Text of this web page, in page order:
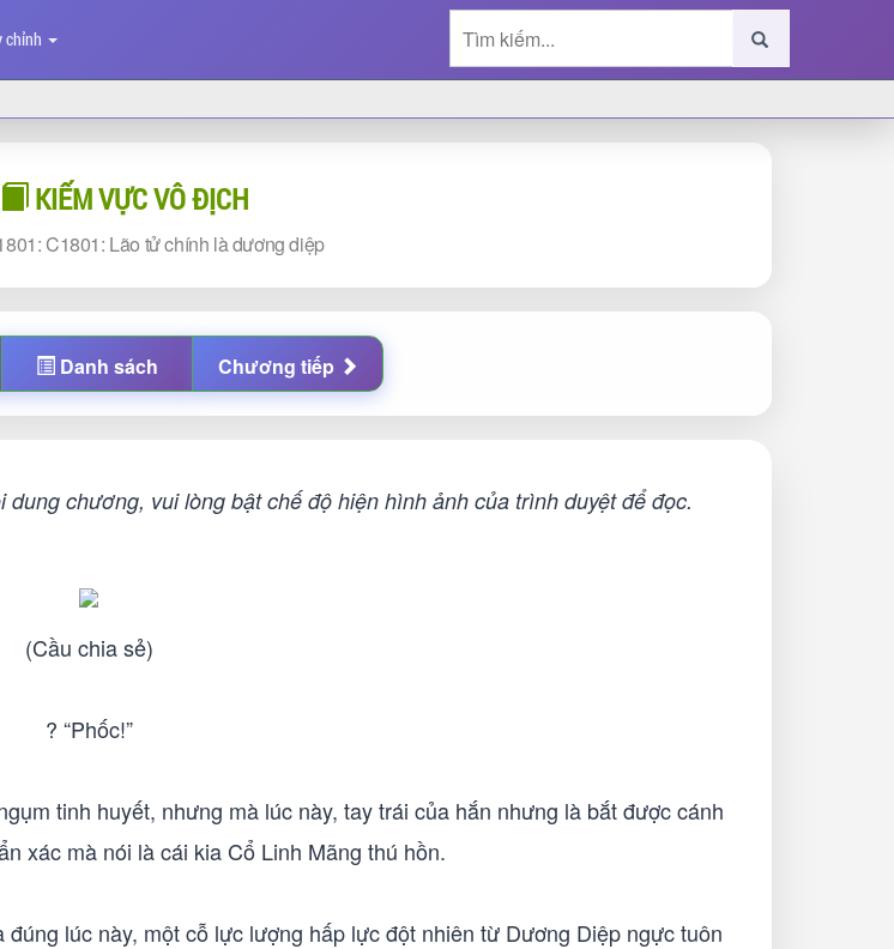
chỉnh
KIẾM VỰC VÔ ĐỊCH
C1801: Lão tử chính là dương diệp
Danh sách Chương tiếp
chương, vui lòng bật chế độ hiện hình ảnh của trình duyệt để đọc.
(Cầu chia sẻ)
? “Phốc!”
tinh huyết, nhưng mà lúc này, tay trái của hắn nhưng là bắt được cánh
xác mà nói là cái kia Cổ Linh Mãng thú hồn.
lúc này, một cỗ lực lượng hấp lực đột nhiên từ Dương Diệp ngực tuôn